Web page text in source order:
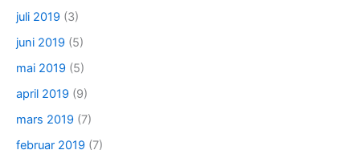
juli 2019 (3)
juni 2019 (5)
mai 2019 (5)
april 2019 (9)
mars 2019 (7)
februar 2019 (7)